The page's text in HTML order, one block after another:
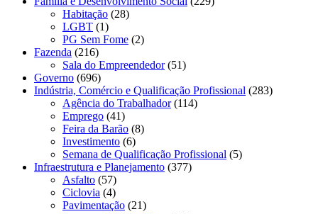
Habitação (28)
LGBT (1)
PG Sem Fome (2)
Fazenda (216)
Sala do Empreendedor(51)
Governo (696)
Indústria, Comércio e Qualificação Profissional (283)
Agência do Trabalhador(114)
Emprego (41)
Feira da Barão (8)
Investimento (6)
Semana de Qualificação Profissional (5)
Infraestrutura e Planejamento (377)
Asfalto (57)
Ciclovia (4)
Pavimentação (21)